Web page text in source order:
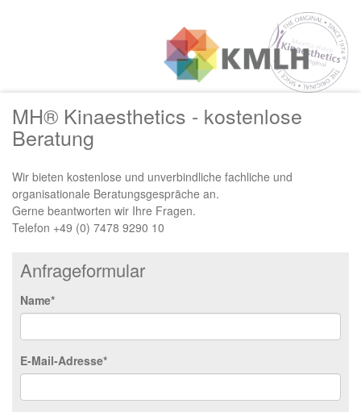
MH® Kinaesthetics - kostenlose
Beratung
Wir bieten kostenlose und unverbindliche fachliche und
organisationale Beratungsgespräche an.
Gerne beantworten wir Ihre Fragen.
Telefon +49 (0) 7478 9290 10
Anfrageformular
Name*
E-Mail-Adresse*